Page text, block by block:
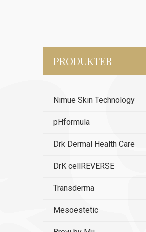
PRODUKTER
Nimue Skin Technology
pHformula
Drk Dermal Health Care
DrK cellREVERSE
Transderma
Mesoestetic
Brow by Mii